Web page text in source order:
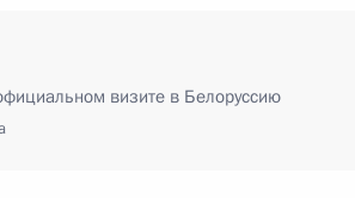
визите в Белоруссию